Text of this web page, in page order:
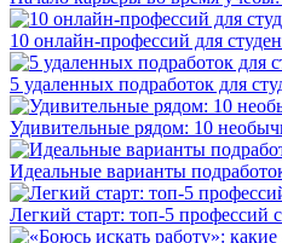
10 онлайн-профессий для
5 удаленных подработок для
Удивительные рядом: 10
Идеальные варианты
Легкий старт: топ-5 профессий